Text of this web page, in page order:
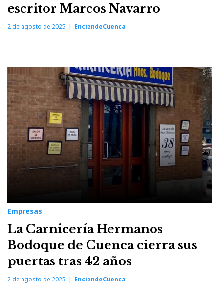
escritor Marcos Navarro
2 de agosto de 2025 EnciendeCuenca
Empresas
La Carnicería Hermanos
Bodoque de Cuenca cierra sus
puertas tras 42 años
2 de agosto de 2025 EnciendeCuenca